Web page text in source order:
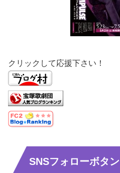
クリックして応援下さい！
SNSフォローボタン